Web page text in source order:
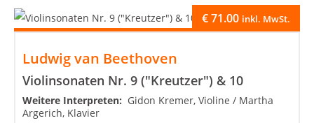
Ludwig van Beethoven
Violinsonaten Nr. 9 ("Kreutzer") & 10
€71.00 inkl. MwSt.
Weitere Interpreten: Gidon Kremer, Violine / Martha
Argerich, Klavier